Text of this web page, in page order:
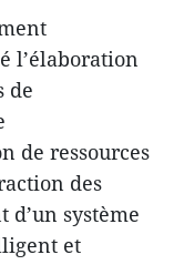
l’élaboration
de
de ressources
des
d’un système
et